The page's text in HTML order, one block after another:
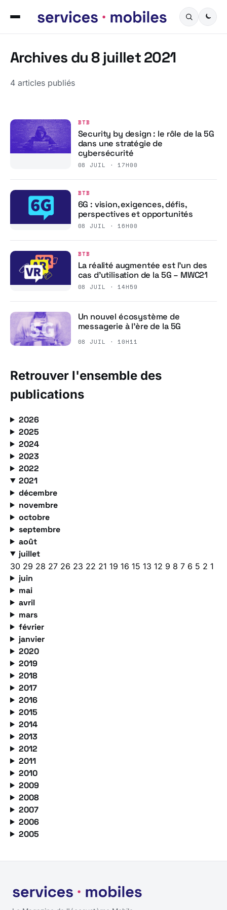
Archives du 8 juillet 2021
4 articles publiés
BTB
Security by design : le rôle de la 5G
dans une stratégie de
cybersécurité
08 JUIL · 17H00
BTB
6G : vision, exigences, défis,
perspectives et opportunités
08 JUIL · 16H00
BTB
La réalité augmentée est l’un des
cas d’utilisation de la 5G – MWC21
08 JUIL · 14H59
Un nouvel écosystème de
messagerie à l’ère de la 5G
08 JUIL · 10H11
Retrouver l'ensemble des
publications
2026
2025
2024
2023
2022
2021
décembre
novembre
octobre
septembre
août
juillet
30 29 28 27 26 23 22 21 19 16 15 13 12 9 8 7 6 5 2 1
juin
mai
avril
mars
février
janvier
2020
2019
2018
2017
2016
2015
2014
2013
2012
2011
2010
2009
2008
2007
2006
2005